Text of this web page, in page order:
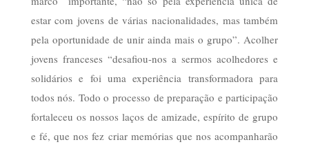
estar com jovens de várias nacionalidades, mas também
pela oportunidade de unir ainda mais o grupo”. Acolher
jovens franceses “desafiou-nos a sermos acolhedores e
solidários e foi uma experiência transformadora para
todos nós. Todo o processo de preparação e participação
fortaleceu os nossos laços de amizade, espírito de grupo
e fé, que nos fez criar memórias que nos acompanharão